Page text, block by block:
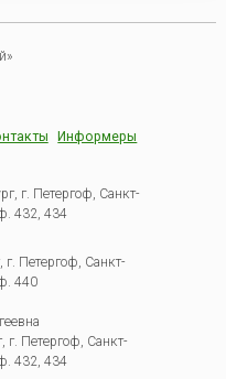
Информеры
г. Петергоф, Санкт-
432, 434
г. Петергоф, Санкт-
440
г. Петергоф Санкт-
432, 434